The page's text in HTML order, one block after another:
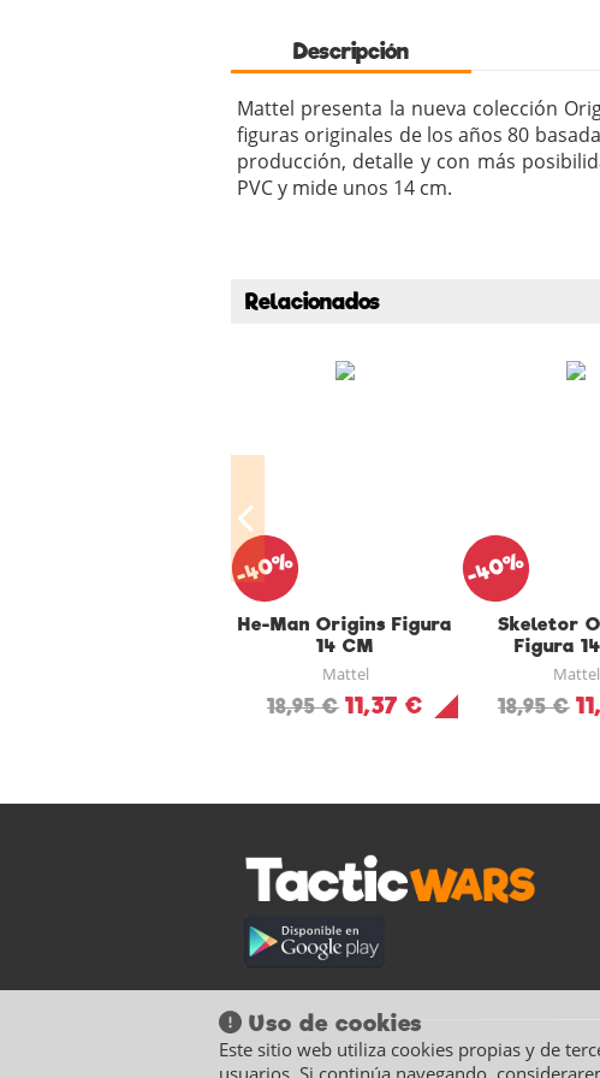
Descripción
Mattel presenta la nueva colección
figuras originales de los años 80
producción, detalle y con más
PVC y mide unos 14 cm.
Relacionados
He-Man Origins Figura
14 CM
Mattel
18,95 € 11,37 €
-40%
Skeletor
Figura
Mattel
18,95 €
-40%
Uso de cookies
Este sitio web utiliza cookies propias y de
usuarios. Si continúa navegando,